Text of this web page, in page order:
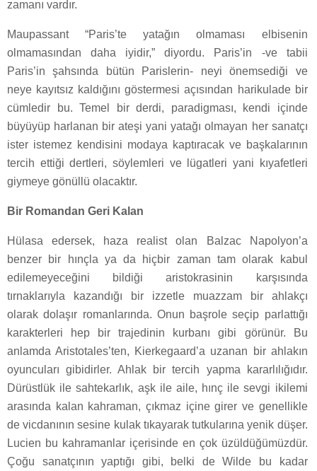
zamanı vardır.
Maupassant “Paris’te yatağın olmaması elbisenin
olmamasından daha iyidir,” diyordu. Paris’in -ve tabii
Paris’in şahsında bütün Parislerin- neyi önemsediği ve
neye kayıtsız kaldığını göstermesi açısından harikulade bir
cümledir bu. Temel bir derdi, paradigması, kendi içinde
büyüyüp harlanan bir ateşi yani yatağı olmayan her sanatçı
ister istemez kendisini modaya kaptıracak ve başkalarının
tercih ettiği dertleri, söylemleri ve lügatleri yani kıyafetleri
giymeye gönüllü olacaktır.
Bir Romandan Geri Kalan
Hülasa edersek, haza realist olan Balzac Napolyon’a
benzer bir hınçla ya da hiçbir zaman tam olarak kabul
edilemeyeceğini bildiği aristokrasinin karşısında
tırnaklarıyla kazandığı bir izzetle muazzam bir ahlakçı
olarak dolaşır romanlarında. Onun başrole seçip parlattığı
karakterleri hep bir trajedinin kurbanı gibi görünür. Bu
anlamda Aristotales’ten, Kierkegaard’a uzanan bir ahlakın
oyuncuları gibidirler. Ahlak bir tercih yapma kararlılığıdır.
Dürüstlük ile sahtekarlık, aşk ile aile, hınç ile sevgi ikilemi
arasında kalan kahraman, çıkmaz içine girer ve genellikle
de vicdanının sesine kulak tıkayarak tutkularına yenik düşer.
Lucien bu kahramanlar içerisinde en çok üzüldüğümüzdür.
Çoğu sanatçının yaptığı gibi, belki de Wilde bu kadar